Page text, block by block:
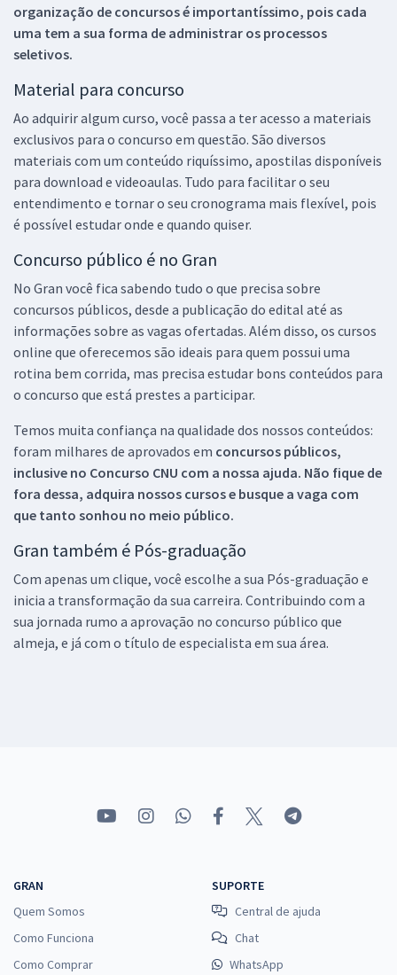
organização de concursos é importantíssimo, pois cada
uma tem a sua forma de administrar os processos
seletivos.
Material para concurso
Ao adquirir algum curso, você passa a ter acesso a materiais
exclusivos para o concurso em questão. São diversos
materiais com um conteúdo riquíssimo, apostilas disponíveis
para download e videoaulas. Tudo para facilitar o seu
entendimento e tornar o seu cronograma mais flexível, pois
é possível estudar onde e quando quiser.
Concurso público é no Gran
No Gran você fica sabendo tudo o que precisa sobre
concursos públicos, desde a publicação do edital até as
informações sobre as vagas ofertadas. Além disso, os cursos
online que oferecemos são ideais para quem possui uma
rotina bem corrida, mas precisa estudar bons conteúdos para
o concurso que está prestes a participar.
Temos muita confiança na qualidade dos nossos conteúdos:
foram milhares de aprovados em concursos públicos,
inclusive no Concurso CNU com a nossa ajuda. Não fique de
fora dessa, adquira nossos cursos e busque a vaga com
que tanto sonhou no meio público.
Gran também é Pós-graduação
Com apenas um clique, você escolhe a sua Pós-graduação e
inicia a transformação da sua carreira. Contribuindo com a
sua jornada rumo a aprovação no concurso público que
almeja, e já com o título de especialista em sua área.
GRAN
Quem Somos
Como Funciona
Como Comprar
SUPORTE
Central de ajuda
Chat
WhatsApp